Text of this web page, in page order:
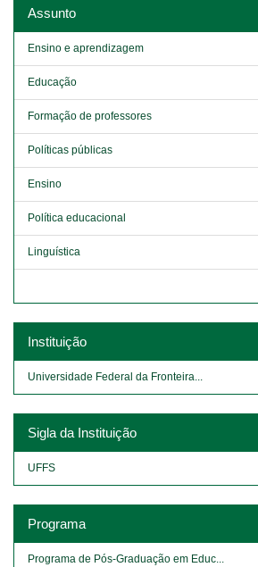
Assunto
Ensino e aprendizagem
Educação
Formação de professores
Políticas públicas
Ensino
Política educacional
Linguística
Instituição
Universidade Federal da Fronteira...
Sigla da Instituição
UFFS
Programa
Programa de Pós-Graduação em Educ...